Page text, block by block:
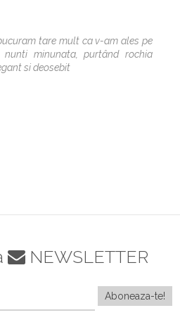
tare mult ca v-am ales pe
minunata, purtând rochia
si deosebit
NEWSLETTER